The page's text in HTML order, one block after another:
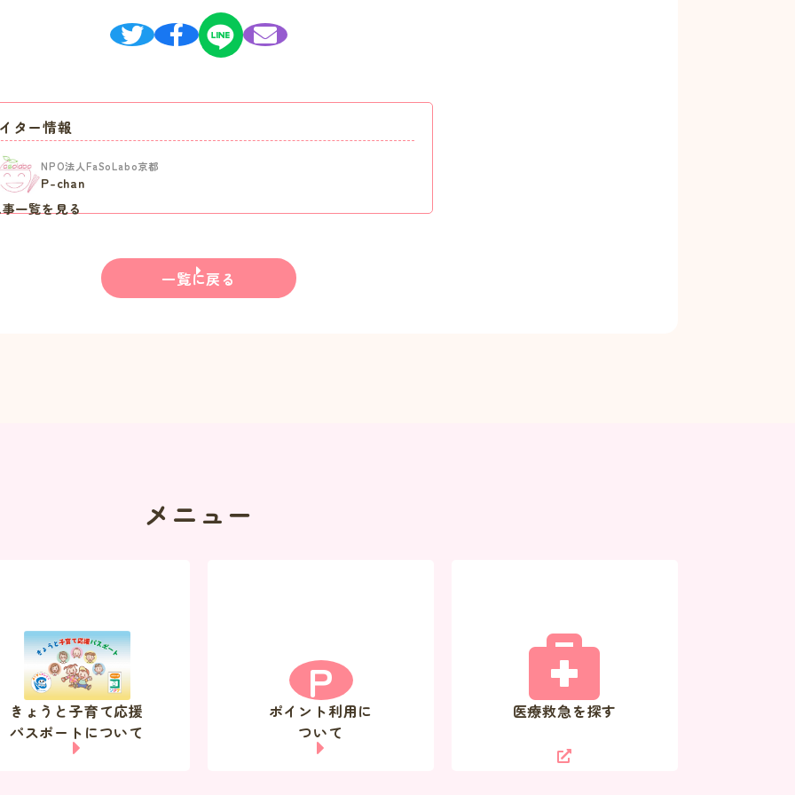
ター情報
NPO法人FaSoLabo京都
P-chan
一覧を見る
一覧に戻る
メニュー
きょうと子育て応援
パスポートについて
P
ポイント利用に
ついて
医療救急を探す